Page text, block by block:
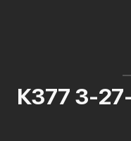
К377 3-